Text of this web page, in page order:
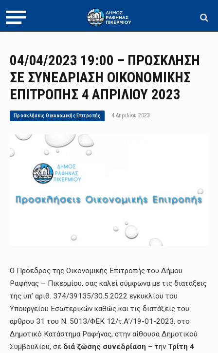
04/04/2023 19:00 – ΠΡΟΣΚΛΗΣΗ
ΣΕ ΣΥΝΕΔΡΙΑΣΗ ΟΙΚΟΝΟΜΙΚΗΣ
ΕΠΙΤΡΟΠΗΣ 4 ΑΠΡΙΛΙΟΥ 2023
Προσκλήσεις Οικονομικής Επιτροπής 4 Απριλίου 2023
Ο Πρόεδρος της Οικονομικής Επιτροπής του Δήμου
Ραφήνας – Πικερμίου, σας καλεί σύμφωνα με τις διατάξεις
της υπ’ αριθ. 374/39135/30.5.2022 εγκυκλίου του
Υπουργείου Εσωτερικών καθώς και τις διατάξεις του
άρθρου 31 του Ν. 5013/ΦΕΚ 12/τ.Α’/19-01-2023, στο
Δημοτικό Κατάστημα Ραφήνας, στην αίθουσα Δημοτικού
Συμβουλίου, σε διά ζώσης συνεδρίαση – την Τρίτη 4